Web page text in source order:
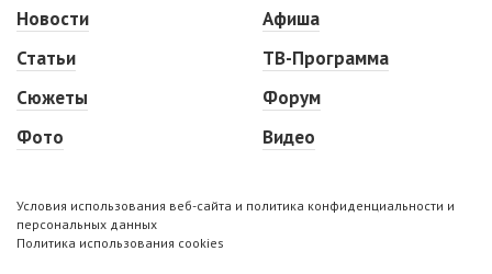
Новости
Статьи
Сюжеты
Фото
Афиша
ТВ-Программа
Форум
Видео
Условия использования веб-сайта и политика конфиденциальности и
персональных данных
Политика использования cookies